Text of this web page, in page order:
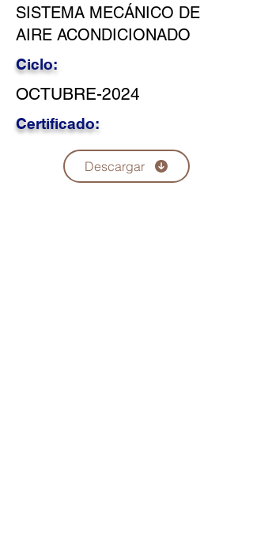
SISTEMA MECÁNICO DE
AIRE ACONDICIONADO
Ciclo:
OCTUBRE-2024
Certificado:
Descargar